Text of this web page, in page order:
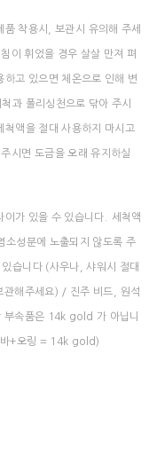
착용시, 보관시 유의해 주세
이 휘었을 경우 살살 만져 펴
고 있으면 체온으로 인해 변
과 폴리싱천으로 닦아 주시
척액을 절대 사용하지 마시고
시면 도금을 오래 유지하실
가 있을 수 있습니다. 세척액
소성분에 노출되지 않도록 주
습니다 (사우나, 샤워시 절대
관해주세요) / 진주 비드, 원석
부속품은 14k gold 가 아닙니
바+오링 = 14k gold)